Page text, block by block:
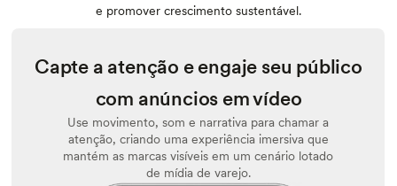
e promover crescimento sustentável.
Capte a atenção e engaje seu público
com anúncios em vídeo
Use movimento, som e narrativa para chamar a
atenção, criando uma experiência imersiva que
mantém as marcas visíveis em um cenário lotado
de mídia de varejo.